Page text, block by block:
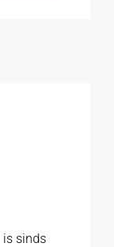
is sinds